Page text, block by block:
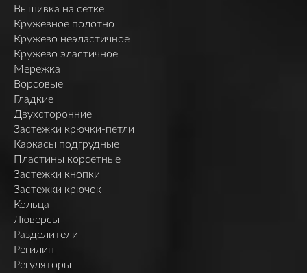
Вышивка на сетке
Кружевное полотно
Кружево неэластичное
Кружево эластичное
Мережка
Ворсовые
Гладкие
Двухсторонние
Застежки крючки-петли
Каркасы подгрудные
Пластины корсетные
Застежки кнопки
Застежки крючок
Кольца
Люверсы
Разделители
Регилин
Регуляторы